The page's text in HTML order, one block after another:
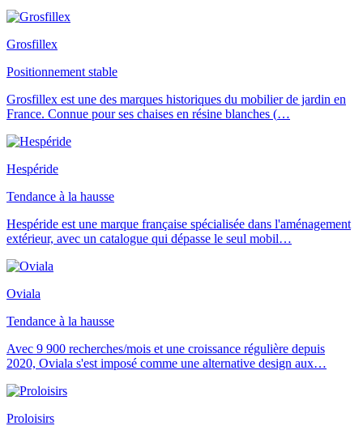
Grosfillex
Positionnement stable
Grosfillex est une des marques historiques du mobilier de jardin en
France. Connue pour ses chaises en résine blanches (…
Hespéride
Tendance à la hausse
Hespéride est une marque française spécialisée dans l'aménagement
extérieur, avec un catalogue qui dépasse le seul mobil…
Oviala
Tendance à la hausse
Avec 9 900 recherches/mois et une croissance régulière depuis
2020, Oviala s'est imposé comme une alternative design aux…
Proloisirs